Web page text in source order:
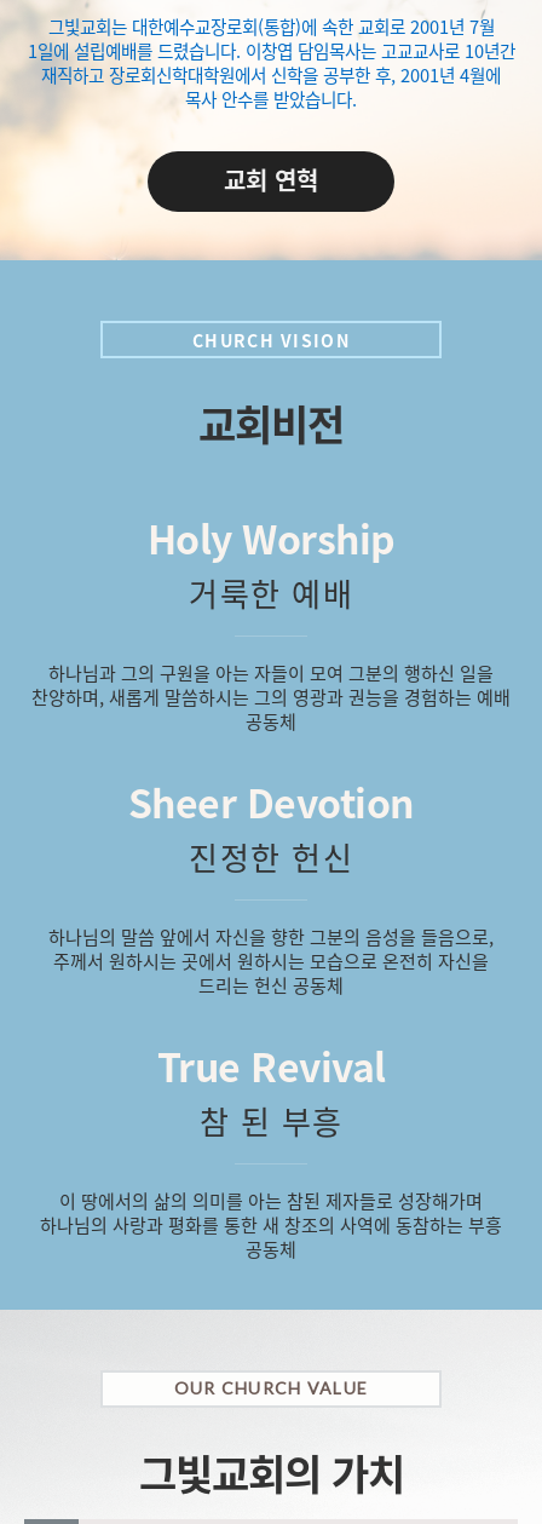
그빛교회는 대한예수교장로회(통합)에 속한 교회로 2001년 7월
1일에 설립예배를 드렸습니다. 이창엽 담임목사는 고교교사로 10년간
재직하고 장로회신학대학원에서 신학을 공부한 후, 2001년 4월에
목사 안수를 받았습니다.
교회 연혁
CHURCH VISION
교회비전
Holy Worship
거룩한 예배
하나님과 그의 구원을 아는 자들이 모여 그분의 행하신 일을
찬양하며, 새롭게 말씀하시는 그의 영광과 권능을 경험하는 예배
공동체
Sheer Devotion
진정한 헌신
하나님의 말씀 앞에서 자신을 향한 그분의 음성을 들음으로,
주께서 원하시는 곳에서 원하시는 모습으로 온전히 자신을
드리는 헌신 공동체
True Revival
참 된 부흥
이 땅에서의 삶의 의미를 아는 참된 제자들로 성장해가며
하나님의 사랑과 평화를 통한 새 창조의 사역에 동참하는 부흥
공동체
OUR CHURCH VALUE
그빛교회의 가치